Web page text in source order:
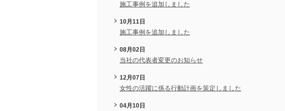
施工事例を追加しました
10月11日
施工事例を追加しました
08月02日
当社の代表者変更のお知らせ
12月07日
女性の活躍に係る行動計画を策定しました
04月10日